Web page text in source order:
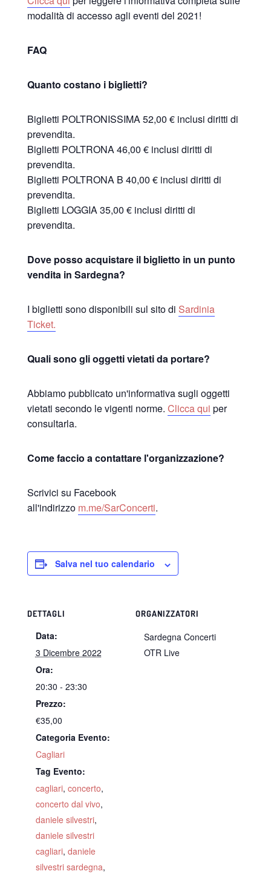
modalità di accesso agli eventi del 2021!
FAQ
Quanto costano i biglietti?
Biglietti POLTRONISSIMA 52,00 € inclusi diritti di
prevendita.
Biglietti POLTRONA 46,00 € inclusi diritti di
prevendita.
Biglietti POLTRONA B 40,00 € inclusi diritti di
prevendita.
Biglietti LOGGIA 35,00 € inclusi diritti di
prevendita.
Dove posso acquistare il biglietto in un punto
vendita in Sardegna?
I biglietti sono disponibili sul sito di Sardinia
Ticket.
Quali sono gli oggetti vietati da portare?
Abbiamo pubblicato un'informativa sugli oggetti
vietati secondo le vigenti norme. Clicca qui per
consultarla.
Come faccio a contattare l'organizzazione?
Scrivici su Facebook
all'indirizzo m.me/SarConcerti.
Salva nel tuo calendario
DETTAGLI
Data:
3 Dicembre 2022
Ora:
20:30 - 23:30
Prezzo:
€35,00
Categoria Evento:
Cagliari
Tag Evento:
cagliari, concerto,
concerto dal vivo,
daniele silvestri,
daniele silvestri
cagliari, daniele
silvestri sardegna,
ORGANIZZATORI
Sardegna Concerti
OTR Live